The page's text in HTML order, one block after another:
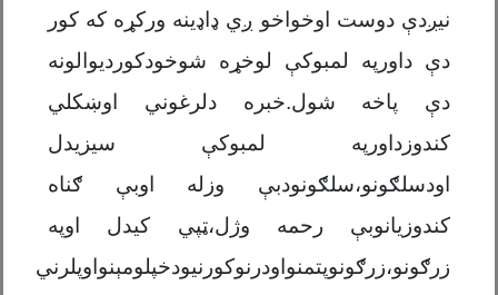
نیږدې دوست اوخواخو ږي ډاډینه ورکړه که کور
دې داورپه لمبوکې لوخړه شوخودکوردیوالونه
دې پاخه شول.خبره دلرغوني اوښکلي
کندوزداورپه لمبوکې سیزیدل
اودسلګونو،سلګونودبې وزله اوبې ګناه
کندوزیانوبې رحمه وژل،ټپي کیدل اوپه
زرګونو،زرګونوپتمنواودرنوکورنیودخپلومېنواوپلرني